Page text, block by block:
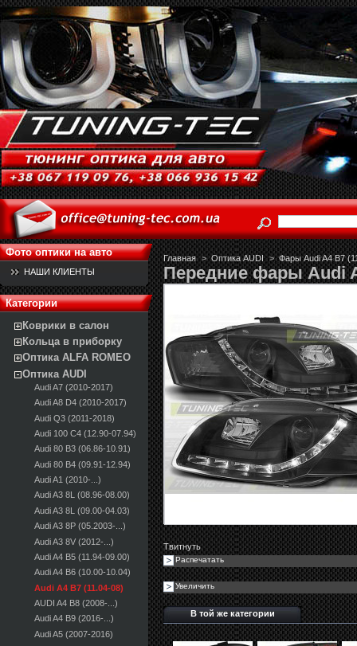
Фото оптики на авто
НАШИ КЛИЕНТЫ
Категории
Коврики в салон
Кольца в приборку
Оптика ALFA ROMEO
Оптика AUDI
Audi A7 (2010-2017)
Audi A8 D4 (2010-2017)
Audi Q3 (2011-2018)
Audi 100 С4 (12.90-07.94)
Audi 80 B3 (06.86-10.91)
Audi 80 B4 (09.91-12.94)
Audi A1 (2010-...)
Audi A3 8L (08.96-08.00)
Audi A3 8L (09.00-04.03)
Audi A3 8P (05.2003-...)
Audi A3 8V (2012-...)
Audi A4 B5 (11.94-09.00)
Audi A4 B6 (10.00-10.04)
Audi A4 B7 (11.04-08)
AUDI A4 B8 (2008-...)
Audi A4 B9 (2016-...)
Audi A5 (2007-2016)
Главная > Оптика AUDI > Фары Audi A4 B7
Передние фары Audi
Твитнуть
Распечатать
Увеличить
В той же категории